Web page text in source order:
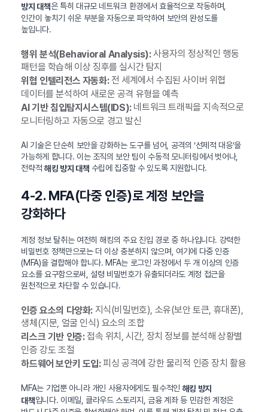
방지 대책은 특히 대규모 네트워크 환경에서 효율적으로 작동하며,
인간이 놓치기 쉬운 부분을 자동으로 파악하여 보안의 완성도를
높입니다.
행위 분석(Behavioral Analysis):사용자의 정상적인 행동
패턴을 학습해 이상 징후를 실시간 탐지
위협 인텔리전스 자동화:전 세계에서 수집된 사이버 위협
데이터를 분석하여 새로운 공격 유형을 예측
AI 기반 침입탐지시스템(IDS):네트워크 트래픽을 지속적으로
모니터링하고 자동으로 경고 발신
AI 기술은 단순히 보안을 강화하는 도구를 넘어, 공격의 ‘선제적 대응’을
가능하게 합니다. 이는 조직의 보안 팀이 수동적 모니터링에서 벗어나,
전략적 해킹 방지 대책 수립에 집중할 수 있도록 지원합니다.
4-2. MFA(다중 인증)로 계정 보안을
강화하다
계정 정보 탈취는 여전히 해킹의 주요 진입 경로 중 하나입니다. 강력한
비밀번호 정책만으로는 더 이상 충분하지 않으며, 여기에 다중 인증
(MFA)을 결합해야 합니다. MFA는 로그인 과정에서 두 개 이상의 인증
요소를 요구함으로써, 설령 비밀번호가 유출되더라도 계정 접근을
원천적으로 차단할 수 있습니다.
인증 요소의 다양화:지식(비밀번호), 소유(보안 토큰, 휴대폰),
생체(지문, 얼굴 인식) 요소의 조합
리스크 기반 인증:접속 위치, 시간, 장치 정보를 분석해 상황별
인증 강도 조절
하드웨어 보안키 도입:피싱 공격에 강한 물리적 인증 장치 활용
MFA는 기업뿐 아니라 개인 사용자에게도 필수적인 해킹 방지
대책입니다. 이메일, 클라우드 스토리지, 금융 계좌 등 민감한 계정은